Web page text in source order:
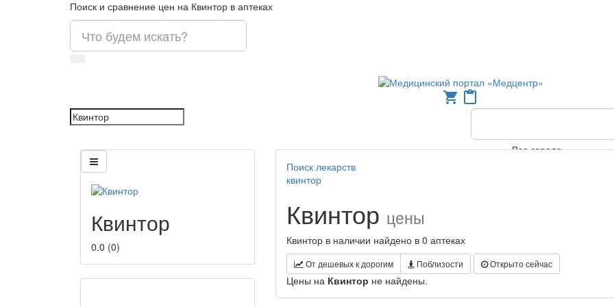
Поиск и сравнение цен на Квинтор в аптеках
shopping_cart content_paste
Все города
Квинтор
0.0 (0)
Поиск лекарств
квинтор
Квинтор цены
Квинтор в наличии найдено в 0 аптеках
От дешевых к дорогим Поблизости Открыто сейчас
Цены на Квинтор не найдены.